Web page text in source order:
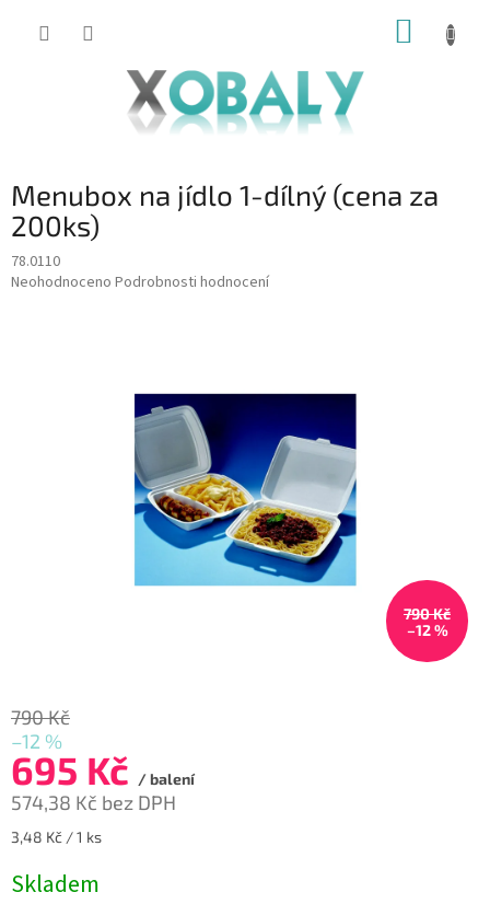
KOŠÍK
Menubox na jídlo 1-dílný (cena za
200ks)
78.0110
Průměrné
Neohodnoceno Podrobnosti hodnocení
790 Kč
–12 %
790 Kč
–12 %
695 Kč / balení
574,38 Kč bez DPH
Měrná
3,48 Kč / 1 ks
Skladem